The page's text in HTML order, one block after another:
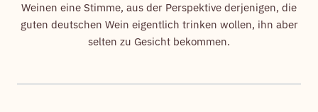
Weinen eine Stimme, aus der Perspektive derjenigen, die
guten deutschen Wein eigentlich trinken wollen, ihn aber
selten zu Gesicht bekommen.